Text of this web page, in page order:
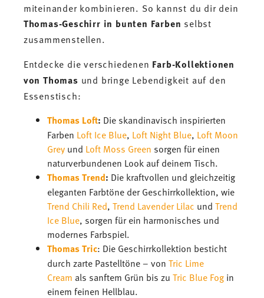
miteinander kombinieren. So kannst du dir dein
Thomas-Geschirr in bunten Farben selbst
zusammenstellen.
Entdecke die verschiedenen Farb-Kollektionen
von Thomas und bringe Lebendigkeit auf den
Essenstisch:
Thomas Loft: Die skandinavisch inspirierten
Farben Loft Ice Blue, Loft Night Blue, Loft Moon
Greyund Loft Moss Green sorgen für einen
naturverbundenen Look auf deinem Tisch.
Thomas Trend: Die kraftvollen und gleichzeitig
eleganten Farbtöne der Geschirrkollektion, wie
Trend Chili Red, Trend Lavender Lilac und Trend
Ice Blue, sorgen für ein harmonisches und
modernes Farbspiel.
Thomas Tric: Die Geschirrkollektion besticht
durch zarte Pastelltöne – von Tric Lime
Cream als sanftem Grün bis zu Tric Blue Fogin
einem feinen Hellblau.